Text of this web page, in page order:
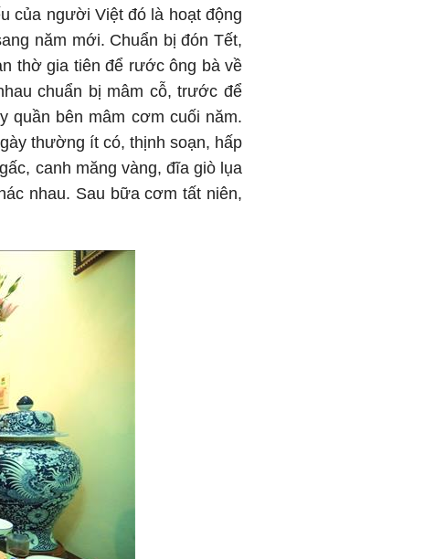
của người Việt đó là hoạt động
năm mới. Chuẩn bị đón Tết,
thờ gia tiên để rước ông bà về
chuẩn bị mâm cỗ, trước để
quần bên mâm cơm cuối năm.
thường ít có, thịnh soạn, hấp
canh măng vàng, đĩa giò lụa
nhau. Sau bữa cơm tất niên,